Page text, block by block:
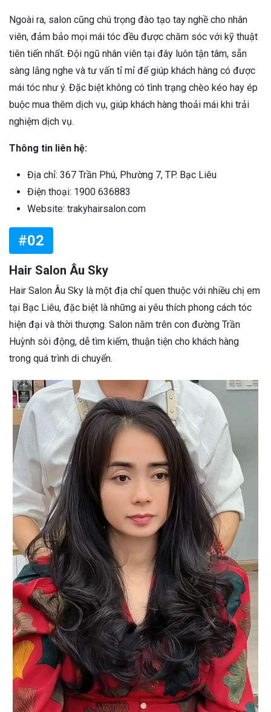
Ngoài ra, salon cũng chú trọng đào tạo tay nghề cho nhân
viên, đảm bảo mọi mái tóc đều được chăm sóc với kỹ thuật
tiên tiến nhất. Đội ngũ nhân viên tại đây luôn tận tâm, sẵn
sàng lắng nghe và tư vấn tỉ mỉ để giúp khách hàng có được
mái tóc như ý. Đặc biệt không có tình trạng chèo kéo hay ép
buộc mua thêm dịch vụ, giúp khách hàng thoải mái khi trải
nghiệm dịch vụ.
Thông tin liên hệ:
Địa chỉ: 367 Trần Phú, Phường 7, TP. Bạc Liêu
Điện thoại: 1900 636883
Website: trakyhairsalon.com
#02
Hair Salon Âu Sky
Hair Salon Âu Sky là một địa chỉ quen thuộc với nhiều chị em
tại Bạc Liêu, đặc biệt là những ai yêu thích phong cách tóc
hiện đại và thời thượng. Salon nằm trên con đường Trần
Huỳnh sôi động, dễ tìm kiếm, thuận tiện cho khách hàng
trong quá trình di chuyển.